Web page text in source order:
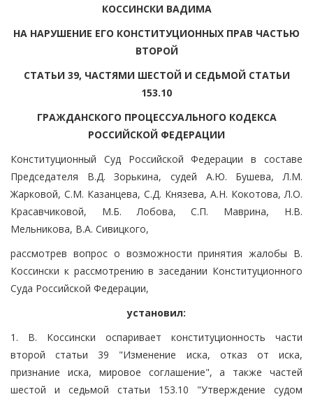
КОССИНСКИ ВАДИМА
НА НАРУШЕНИЕ ЕГО КОНСТИТУЦИОННЫХ ПРАВ ЧАСТЬЮ
ВТОРОЙ
СТАТЬИ 39, ЧАСТЯМИ ШЕСТОЙ И СЕДЬМОЙ СТАТЬИ
153.10
ГРАЖДАНСКОГО ПРОЦЕССУАЛЬНОГО КОДЕКСА
РОССИЙСКОЙ ФЕДЕРАЦИИ
Конституционный Суд Российской Федерации в составе
Председателя В.Д. Зорькина, судей А.Ю. Бушева, Л.М.
Жарковой, С.М. Казанцева, С.Д. Князева, А.Н. Кокотова, Л.О.
Красавчиковой, М.Б. Лобова, С.П. Маврина, Н.В.
Мельникова, В.А. Сивицкого,
рассмотрев вопрос о возможности принятия жалобы В.
Коссински к рассмотрению в заседании Конституционного
Суда Российской Федерации,
установил:
1. В. Коссински оспаривает конституционность части
второй статьи 39 "Изменение иска, отказ от иска,
признание иска, мировое соглашение", а также частей
шестой и седьмой статьи 153.10 "Утверждение судом